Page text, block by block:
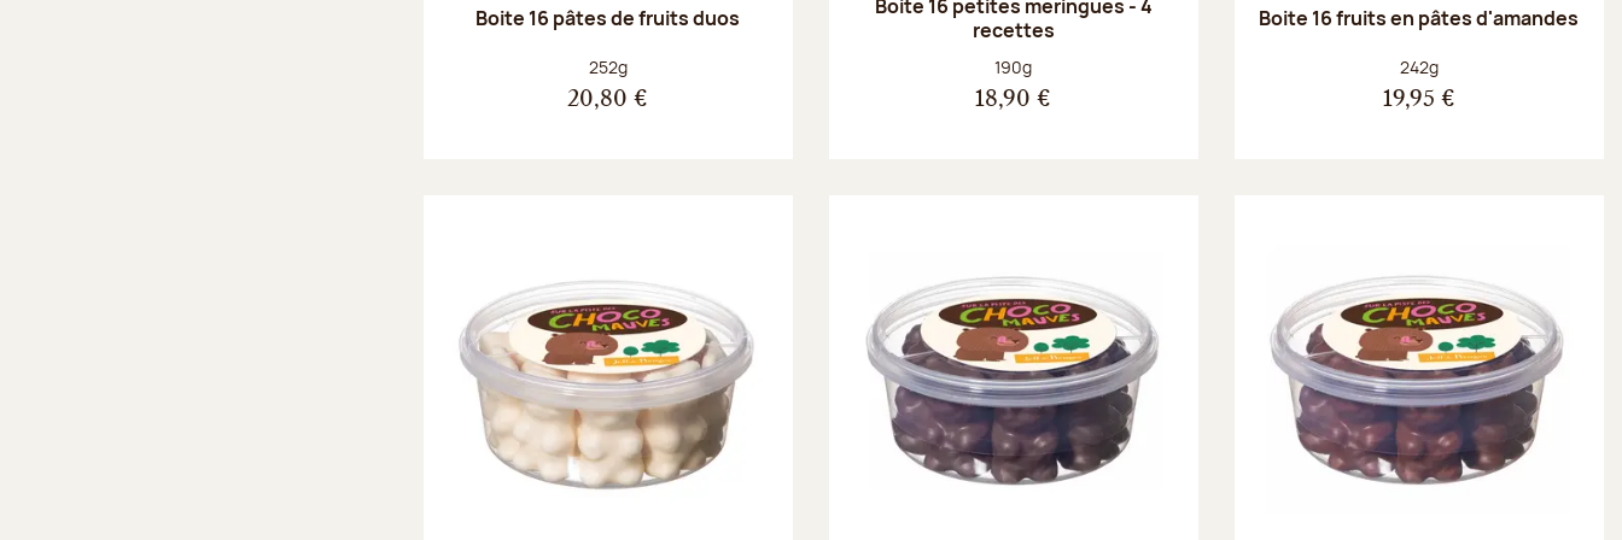
Boite 16 pâtes de fruits duos
Poids net :
252g
20,80 €
Boite 16 petites meringues - 4
recettes
Poids net :
190g
18,90 €
Boite 16 fruits en pâtes d'amandes
Poids net :
242g
19,95 €